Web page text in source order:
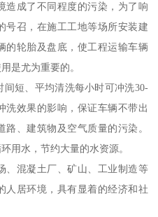
造成了不同程度的污染，为了响
号召，在施工工地等场所安装建
的轮胎及盘底，使工程运输车辆
是尤为重要的。
短、平均清洗每小时可冲洗30-
洗效果的影响，保证车辆不带出
、建筑物及空气质量的污染。
用水，节约大量的水资源。
、混凝土厂、矿山、工业制造等
人居环境，具有显着的经济和社